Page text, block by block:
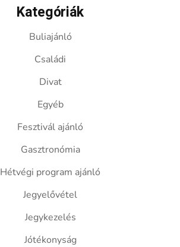
Kategóriák
Buliajánló
Családi
Divat
Egyéb
Fesztivál ajánló
Gasztronómia
Hétvégi program ajánló
Jegyelővétel
Jegykezelés
Jótékonyság